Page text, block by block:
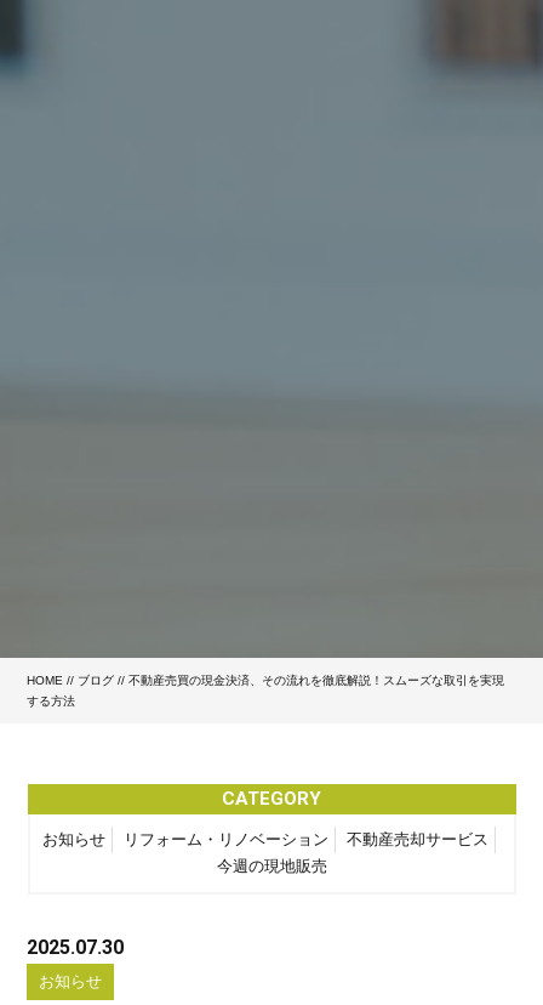
HOME // ブログ // 不動産売買の現金決済、その流れを徹底解説！スムーズな取引を実現
する方法
CATEGORY
お知らせ リフォーム・リノベーション
不動産売却サービス
今週の現地販売
2025.07.30
お知らせ